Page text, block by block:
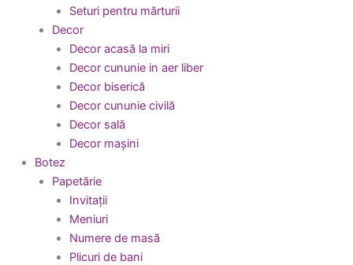
Seturi pentru mărturii
Decor
Decor acasă la miri
Decor cununie in aer liber
Decor biserică
Decor cununie civilă
Decor sală
Decor mașini
Botez
Papetărie
Invitații
Meniuri
Numere de masă
Plicuri de bani